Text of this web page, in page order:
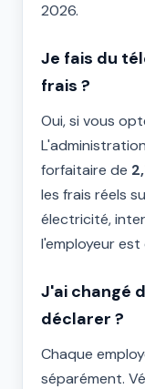
2026.
Je fais du
frais ?
Oui, si vous
forfaitaire de
les frais réels
électricité,
l'employeur est
J'ai changé
déclarer ?
Chaque
séparément.